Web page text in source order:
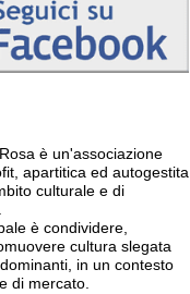
è un'associazione
apartitica ed autogestita
culturale e di
è condividere,
cultura slegata
in un contesto
di mercato.